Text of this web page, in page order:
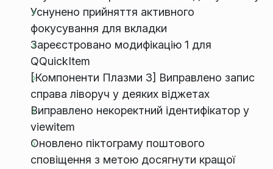
Уснунено прийняття активного
фокусування для вкладки
Зареєстровано модифікацію 1 для
QQuickItem
[Компоненти Плазми 3] Виправлено запис
справа ліворуч у деяких віджетах
Виправлено некоректний ідентифікатор у
viewitem
Оновлено піктограму поштового
сповіщення з метою досягнути кращої